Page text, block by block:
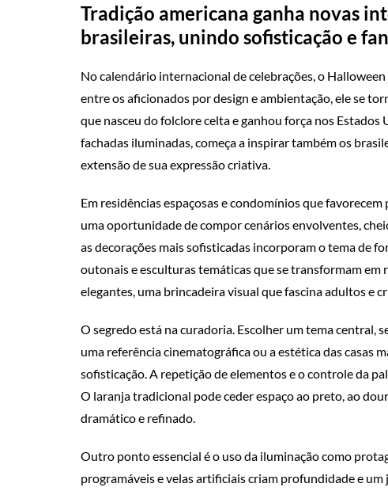
Tradição americana ganha novas
brasileiras, unindo sofisticação e
No calendário internacional de celebrações, o
entre os aficionados por design e ambientação, ele se
que nasceu do folclore celta e ganhou força nos
fachadas iluminadas, começa a inspirar também os
extensão de sua expressão criativa.
Em residências espaçosas e condomínios que
uma oportunidade de compor cenários envolventes,
as decorações mais sofisticadas incorporam o tema de
outonais e esculturas temáticas que se transformam em
elegantes, uma brincadeira visual que fascina adultos e
O segredo está na curadoria. Escolher um tema central,
uma referência cinematográfica ou a estética das casas
sofisticação. A repetição de elementos e o controle da
O laranja tradicional pode ceder espaço ao preto, ao
dramático e refinado.
Outro ponto essencial é o uso da iluminação como
programáveis e velas artificiais criam profundidade e